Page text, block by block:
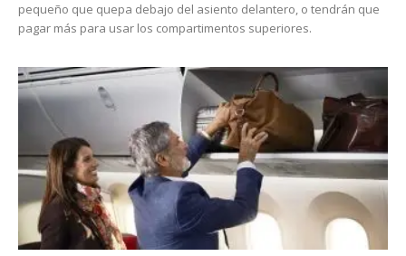
pequeño que quepa debajo del asiento delantero, o tendrán que
pagar más para usar los compartimentos superiores.